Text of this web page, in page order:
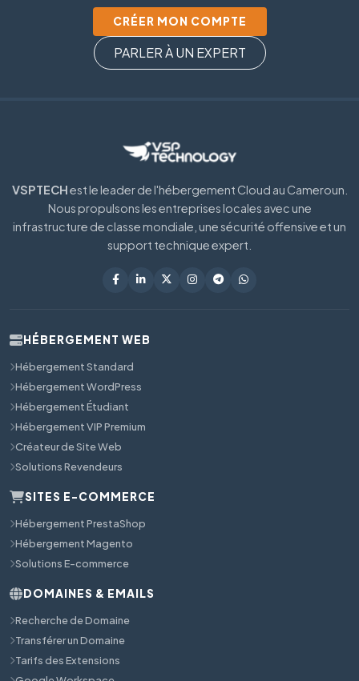
CRÉER MON COMPTE
PARLER À UN EXPERT
VSPTECHest le leader de l'hébergement Cloud au Cameroun.
Nous propulsons les entreprises locales avec une
infrastructure de classe mondiale, une sécurité offensive et un
support technique expert.
HÉBERGEMENT WEB
Hébergement Standard
Hébergement WordPress
Hébergement Étudiant
Hébergement VIP Premium
Créateur de Site Web
Solutions Revendeurs
SITES E-COMMERCE
Hébergement PrestaShop
Hébergement Magento
Solutions E-commerce
DOMAINES & EMAILS
Recherche de Domaine
Transférer un Domaine
Tarifs des Extensions